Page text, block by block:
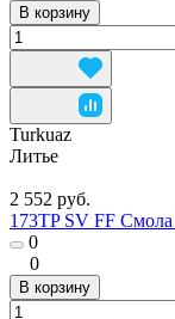
В корзину
Turkuaz
Литье
2 552 руб.
173TP SV FF
0
0
В корзину